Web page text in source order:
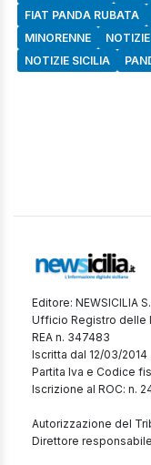
FIAT PANDA RUBATA
MINORENNE
NOTIZIE SICILIA
Editore: NEWSICILIA
Ufficio Registro delle
REA n. 347483
Iscritta dal 12/03/2014
Partita Iva e Codice
Iscrizione al ROC: n.
Autorizzazione del
Direttore